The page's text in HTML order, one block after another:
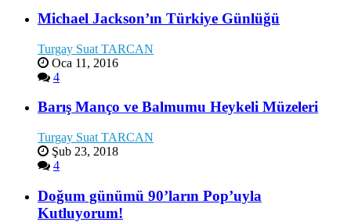
Michael Jackson’ın Türkiye Günlüğü
Turgay Suat TARCAN
Oca 11, 2016
4
Barış Manço ve Balmumu Heykeli Müzeleri
Turgay Suat TARCAN
Şub 23, 2018
4
Doğum günümü 90’ların Pop’uyla
Kutluyorum!